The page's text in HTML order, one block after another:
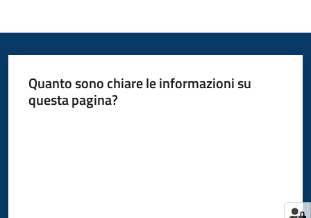
Quanto sono chiare le informazioni su
questa pagina?